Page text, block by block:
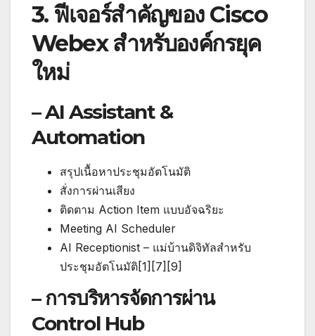
3. ฟีเจอร์สำคัญของ Cisco
Webex สำหรับองค์กรยุค
ใหม่
– AI Assistant &
Automation
สรุปเนื้อหาประชุมอัตโนมัติ
สั่งการผ่านเสียง
ติดตาม Action Item แบบอัจฉริยะ
Meeting AI Scheduler
AI Receptionist – แม่บ้านดิจิทัลสำหรับ
ประชุมอัตโนมัติ[1][7][9]
– การบริหารจัดการผ่าน
Control Hub